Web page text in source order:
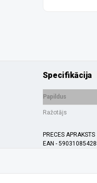
Specifikācija
Papildus
Ražotājs
PRECES APRAKSTS
EAN -